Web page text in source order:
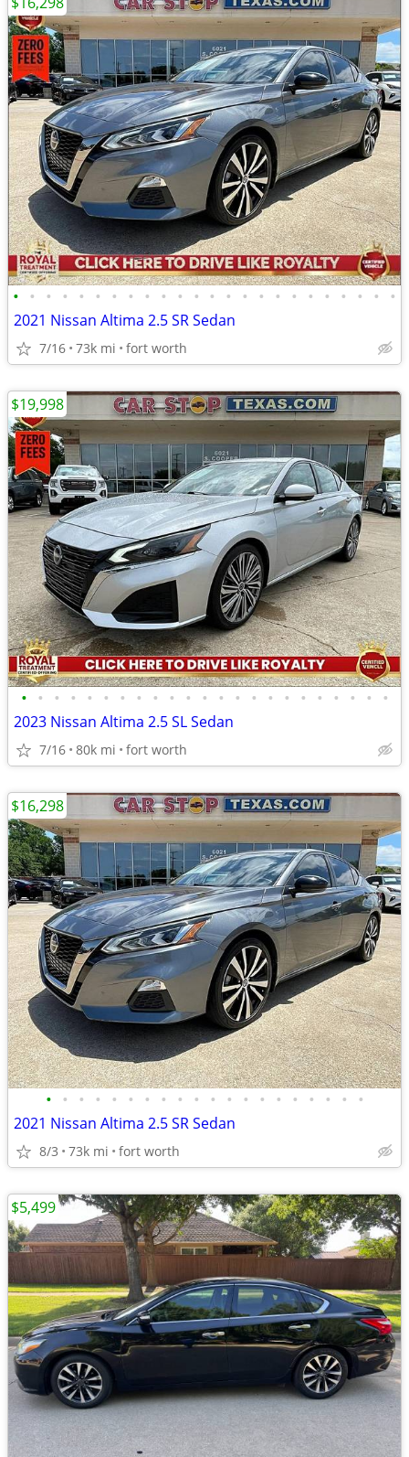
• • • • • • • • • • • • • • • • • • • • • • • •
2021 Nissan Altima 2.5 SR Sedan
7/16 73k mi fort worth
• • • • • • • • • • • • • • • • • • • • • • •
2023 Nissan Altima 2.5 SL Sedan
7/16 80k mi fort worth
$19,998
• • • • • • • • • • • • • • • • • • • •
2021 Nissan Altima 2.5 SR Sedan
8/3 73k mi fort worth
$16,298
$5,499